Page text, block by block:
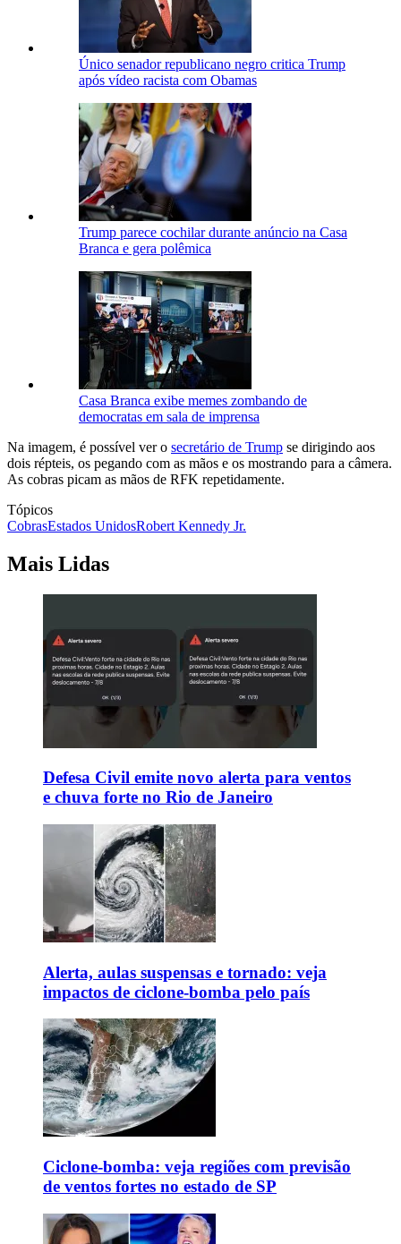
Único senador republicano negro critica Trump
após vídeo racista com Obamas
Trump parece cochilar durante anúncio na Casa
Branca e gera polêmica
Casa Branca exibe memes zombando de
democratas em sala de imprensa
Na imagem, é possível ver o secretário de Trump se dirigindo aos
dois répteis, os pegando com as mãos e os mostrando para a câmera.
As cobras picam as mãos de RFK repetidamente.
Tópicos
CobrasEstados UnidosRobert Kennedy Jr.
Mais Lidas
Defesa Civil emite novo alerta para ventos
e chuva forte no Rio de Janeiro
Alerta, aulas suspensas e tornado: veja
impactos de ciclone-bomba pelo país
Ciclone-bomba: veja regiões com previsão
de ventos fortes no estado de SP